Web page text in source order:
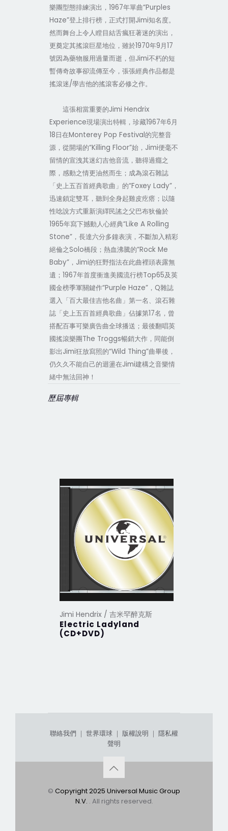
樂團型態排練演出， 1967年單曲“Purples
Haze”登上排行榜，正式打開 Jimi知名度。
然而舞台上令人瞠目結舌瘋狂著迷的演出，
更奠定其搖滾巨星地位，雖於1970年9 月 17
號因為藥物服用過量而逝，但Jimi不朽的短
暫傳奇故事卻流傳至今，張張經典作品都是
搖滾迷/學吉他的搖滾客必修之作。
這張相當重要的Jimi Hendrix
Experience現場演出特輯，珍藏1967年6 月
18 日在Monterey Pop Festival的完整音
源，從開場的“Killing Floor”始， Jimi便毫不
留情的宣洩其迷幻吉他音流，聽得過癮之
際，感動之情更油然而生；成為滾石雜誌
「史上五百首經典歌曲」的“Foxey Lady”，
迅速鎖定雙耳，聽到全身起雞皮疙瘩；以隨
性唸說方式重新演繹民謠之父巴布狄倫於
1965年寫下撼動人心經典“Like A Rolling
Stone”，長達六分多鐘表演，不斷加入精彩
絕倫之 Solo橋段；熱血沸騰的“Rock Me
Baby”， Jimi的狂野指法在此曲裡頭表露無
遺； 1967年首度衝進美國流行榜Top65及英
國金榜季軍關鍵作“Purple Haze”， Q雜誌
選入「百大最佳吉他名曲」第一名、滾石雜
誌「史上五百首經典歌曲」佔據第17名，曾
搭配百事可樂廣告曲全球播送；最後翻唱英
國搖滾樂團 The Troggs暢銷大作，同能倒
影出 Jimi狂放寫照的“Wild Thing”曲畢後，
仍久久不能自己的迴盪在Jimi建構之音樂情
緒中無法回神！
歷屆專輯
Jimi Hendrix / 吉米罕醉克斯
Electric Ladyland
(CD+DVD)
聯絡我們 ｜ 世界環球 ｜ 版權說明 ｜ 隱私權
聲明
© Copyright 2025 Universal Music Group
N.V. . All rights reserved.